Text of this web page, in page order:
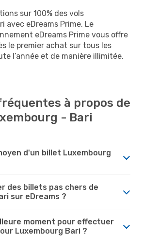
sur 100% des vols
avec eDreams Prime. Le
eDreams Prime vous offre
le premier achat sur tous les
l’année et de manière illimitée.
à propos de
- Bari
d'un billet Luxembourg
des billets pas chers de
sur eDreams ?
moment pour effectuer
Luxembourg Bari ?